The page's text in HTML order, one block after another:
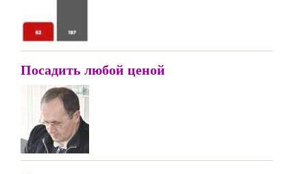
Посадить любой ценой